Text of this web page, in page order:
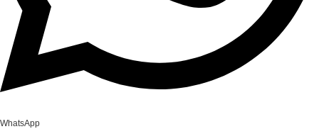
WhatsApp